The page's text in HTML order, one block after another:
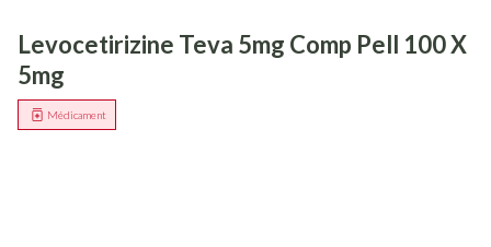
Levocetirizine Teva 5mg Comp Pell 100 X
5mg
Médicament